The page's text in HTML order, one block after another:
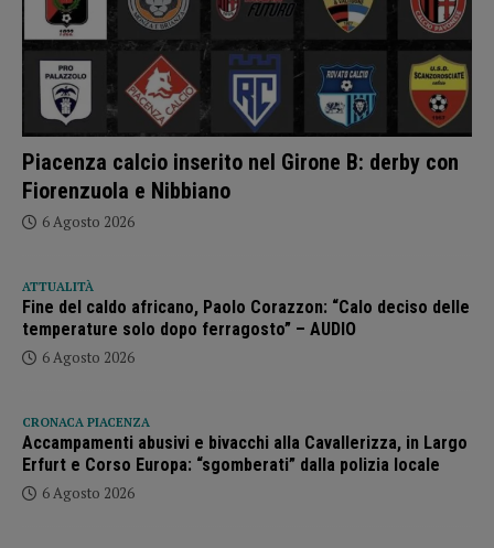
Piacenza calcio inserito nel Girone B: derby con
Fiorenzuola e Nibbiano
6 Agosto 2026
ATTUALITÀ
Fine del caldo africano, Paolo Corazzon: “Calo deciso delle
temperature solo dopo ferragosto” – AUDIO
6 Agosto 2026
CRONACA PIACENZA
Accampamenti abusivi e bivacchi alla Cavallerizza, in Largo
Erfurt e Corso Europa: “sgomberati” dalla polizia locale
6 Agosto 2026